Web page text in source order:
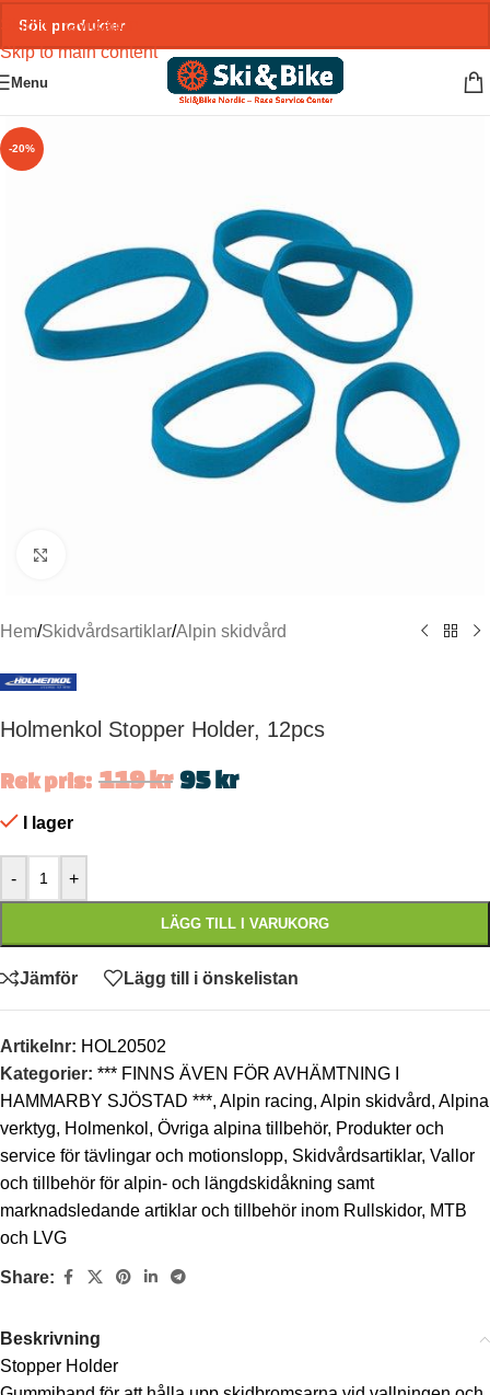
Skip to navigation
Skip to main content
Menu
-20%
Hem/Skidvårdsartiklar/Alpin skidvård
Holmenkol Stopper Holder, 12pcs
Rek pris: 119kr 95kr
I lager
- +
LÄGG TILL I VARUKORG
Jämför Lägg till i önskelistan
Artikelnr: HOL20502
Kategorier: *** FINNS ÄVEN FÖR AVHÄMTNING I
HAMMARBY SJÖSTAD ***, Alpin racing, Alpin skidvård, Alpina
verktyg, Holmenkol , Övriga alpina tillbehör, Produkter och
service för tävlingar och motionslopp, Skidvårdsartiklar, Vallor
och tillbehör för alpin- och längdskidåkning samt
marknadsledande artiklar och tillbehör inom Rullskidor, MTB
och LVG
Share:
Beskrivning
Stopper Holder